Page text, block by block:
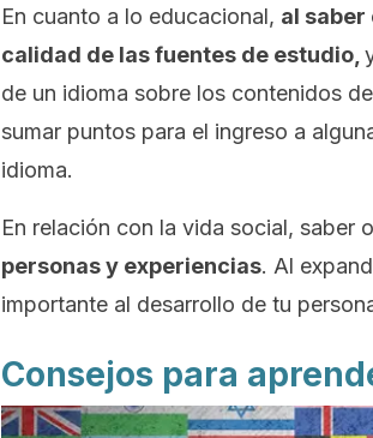
En cuanto a lo educacional, al saber
calidad de las fuentes de estudio,
de un idioma sobre los contenidos
sumar puntos para el ingreso a
idioma.
En relación con la vida social, saber
personas y experiencias. Al
importante al desarrollo de tu
Consejos para